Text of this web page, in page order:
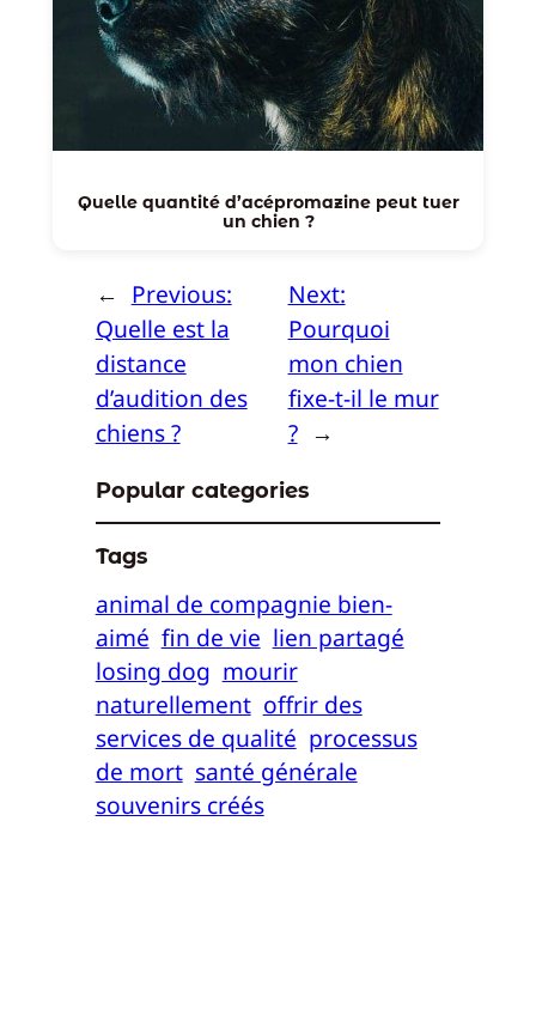
Quelle quantité d’acépromazine peut tuer
un chien ?
← Previous:
Quelle est la
distance
d’audition des
chiens ?
Next:
Pourquoi
mon chien
fixe-t-il le mur
? →
Popular categories
Tags
animal de compagnie bien-
aimé fin de vie lien partagé
losing dog mourir
naturellement offrir des
services de qualité processus
de mort santé générale
souvenirs créés